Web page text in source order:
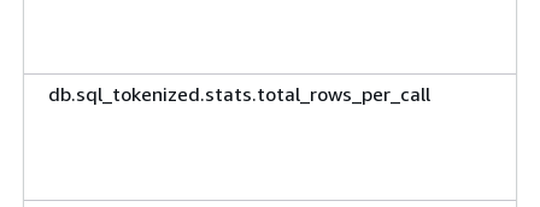
db.sql_tokenized.stats.total_rows_per_call